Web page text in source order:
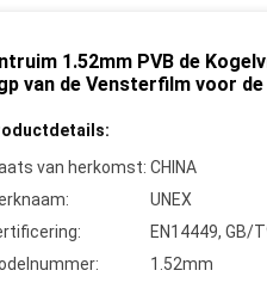
1.52mm PVB de
van de Vensterfilm voor
van herkomst: CHINA
UNEX
EN14449, GB/
1.52mm